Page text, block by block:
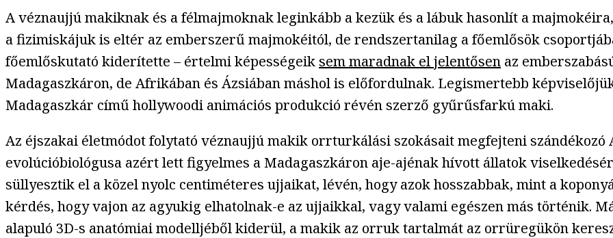
A véznaujjú makiknak és a félmajmoknak leginkább a kezük és a lábuk hasonlít a
a fizimiskájuk is eltér az emberszerű majmokéitól, de rendszertanilag a főemlősök
főemlőskutató kiderítette – értelmi képességeiksem maradnak el jelentősen az
Madagaszkáron, de Afrikában és Ázsiában máshol is előfordulnak. Legismertebb
Madagaszkár című hollywoodi animációs produkció révén szerző gyűrűsfarkú maki.
Az éjszakai életmódot folytató véznaujjú makik orrturkálási szokásait megfejteni szándékozó
evolúcióbiológusa azért lett figyelmes a Madagaszkáron aje-ajénak hívott állatok
süllyesztik el a közel nyolc centiméteres ujjaikat, lévén, hogy azok hosszabbak, mint a
kérdés, hogy vajon az agyukig elhatolnak-e az ujjaikkal, vagy valami egészen más történik.
alapuló 3D-s anatómiai modelljéből kiderül, a makik az orruk tartalmát az orrüregükön